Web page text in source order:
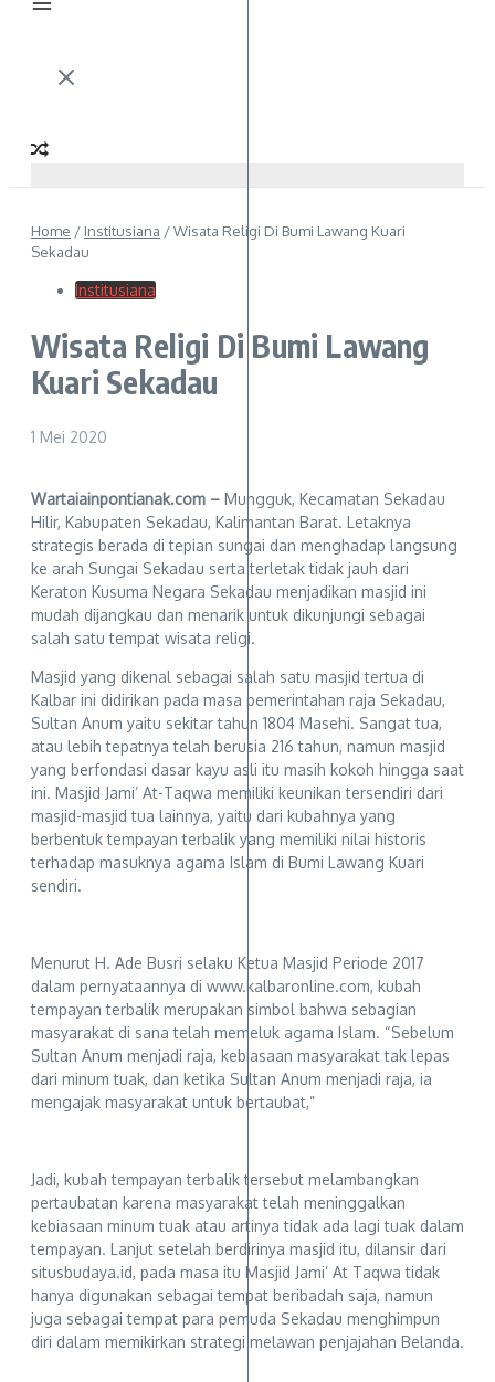
Home / Institusiana /Wisata Religi Di Bumi Lawang Kuari
Sekadau
Institusiana
Wisata Religi Di Bumi Lawang
Kuari Sekadau
1 Mei 2020
Wartaiainpontianak.com – Mungguk, Kecamatan Sekadau
Hilir, Kabupaten Sekadau, Kalimantan Barat. Letaknya
strategis berada di tepian sungai dan menghadap langsung
ke arah Sungai Sekadau serta terletak tidak jauh dari
Keraton Kusuma Negara Sekadau menjadikan masjid ini
mudah dijangkau dan menarik untuk dikunjungi sebagai
salah satu tempat wisata religi.
Masjid yang dikenal sebagai salah satu masjid tertua di
Kalbar ini didirikan pada masa pemerintahan raja Sekadau,
Sultan Anum yaitu sekitar tahun 1804 Masehi. Sangat tua,
atau lebih tepatnya telah berusia 216 tahun, namun masjid
yang berfondasi dasar kayu asli itu masih kokoh hingga saat
ini. Masjid Jami’ At-Taqwa memiliki keunikan tersendiri dari
masjid-masjid tua lainnya, yaitu dari kubahnya yang
berbentuk tempayan terbalik yang memiliki nilai historis
terhadap masuknya agama Islam di Bumi Lawang Kuari
sendiri.
Menurut H. Ade Busri selaku Ketua Masjid Periode 2017
dalam pernyataannya di www.kalbaronline.com, kubah
tempayan terbalik merupakan simbol bahwa sebagian
masyarakat di sana telah memeluk agama Islam. “Sebelum
Sultan Anum menjadi raja, kebiasaan masyarakat tak lepas
dari minum tuak, dan ketika Sultan Anum menjadi raja, ia
mengajak masyarakat untuk bertaubat,”
Jadi, kubah tempayan terbalik tersebut melambangkan
pertaubatan karena masyarakat telah meninggalkan
kebiasaan minum tuak atau artinya tidak ada lagi tuak dalam
tempayan. Lanjut setelah berdirinya masjid itu, dilansir dari
situsbudaya.id, pada masa itu Masjid Jami’ At Taqwa tidak
hanya digunakan sebagai tempat beribadah saja, namun
juga sebagai tempat para pemuda Sekadau menghimpun
diri dalam memikirkan strategi melawan penjajahan Belanda.